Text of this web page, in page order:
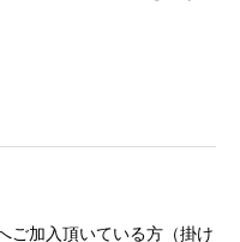
ご加入頂いている方（掛け